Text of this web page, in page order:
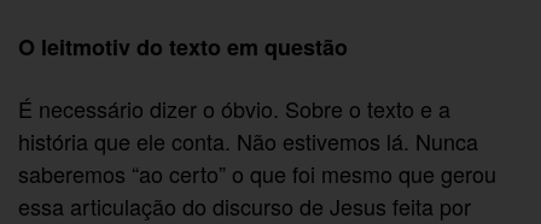
O leitmotiv do texto em questão
É necessário dizer o óbvio. Sobre o texto e a
história que ele conta. Não estivemos lá. Nunca
saberemos “ao certo” o que foi mesmo que gerou
essa articulação do discurso de Jesus feita por